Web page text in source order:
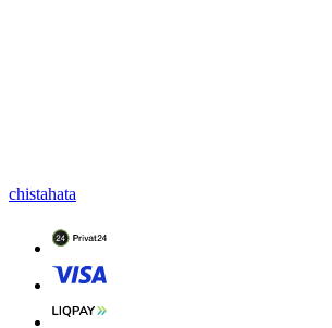
chistahata